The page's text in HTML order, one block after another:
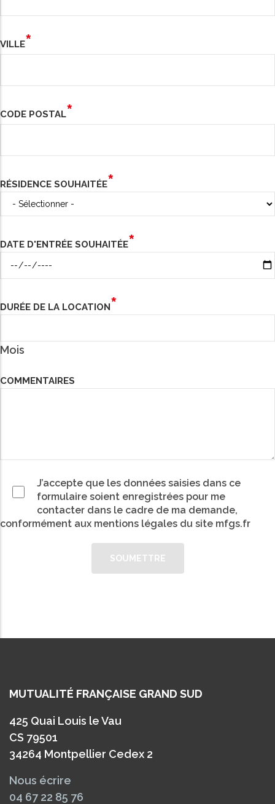
VILLE
CODE POSTAL
RÉSIDENCE SOUHAITÉE
DATE D'ENTRÉE SOUHAITÉE
DURÉE DE LA LOCATION
Mois
COMMENTAIRES
J’accepte que les données saisies dans ce
formulaire soient enregistrées pour me
contacter dans le cadre de ma demande,
conformément aux mentions légales du site mfgs.fr
MUTUALITÉ FRANÇAISE GRAND SUD
425 Quai Louis le Vau
CS 79501
34264 Montpellier Cedex 2
Nous écrire
04 67 22 85 76